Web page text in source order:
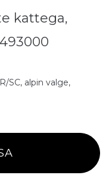
kattega,
SC, alpin valge,